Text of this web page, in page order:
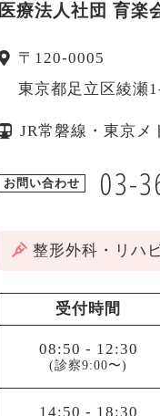
医療法人社団 育楽
〒 120-0005
東京都足立区綾瀬
JR常磐線・東京メ
お問い合わせ 03-
整形外科・リハ
受付時間
08:50 - 12:30
(診察9:00〜)
14:50 - 18:30